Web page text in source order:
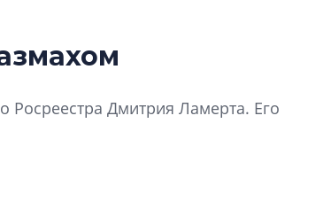
Росреестра Дмитрия Ламерта. Его